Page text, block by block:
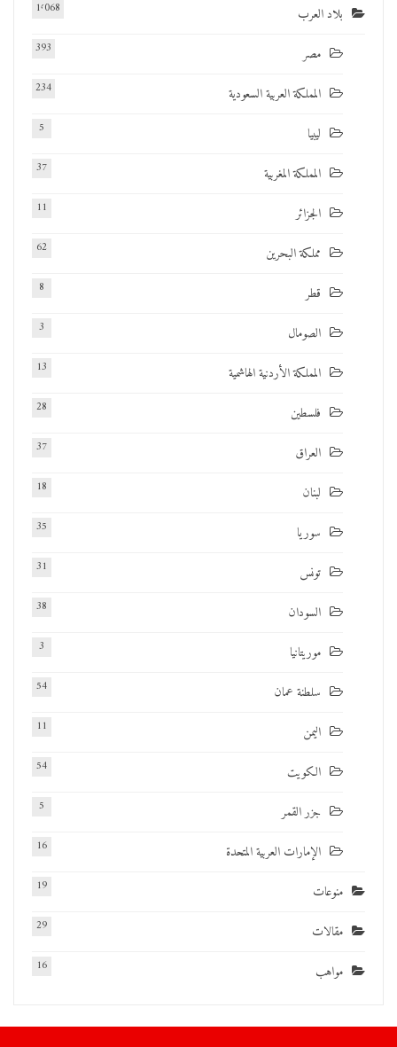
بلاد العرب 1٬068
مصر 393
المملكة العربية السعودية 234
ليبيا 5
المملكة المغربية 37
الجزائر 11
مملكة البحرين 62
قطر 8
الصومال 3
المملكة الأردنية الهاشمية 13
فلسطين 28
العراق 37
لبنان 18
سوريا 35
تونس 31
السودان 38
موريتانيا 3
سلطنة عمان 54
اليمن 11
الكويت 54
جزر القمر 5
الإمارات العربية المتحدة 16
منوعات 19
مقالات 29
مواهب 16